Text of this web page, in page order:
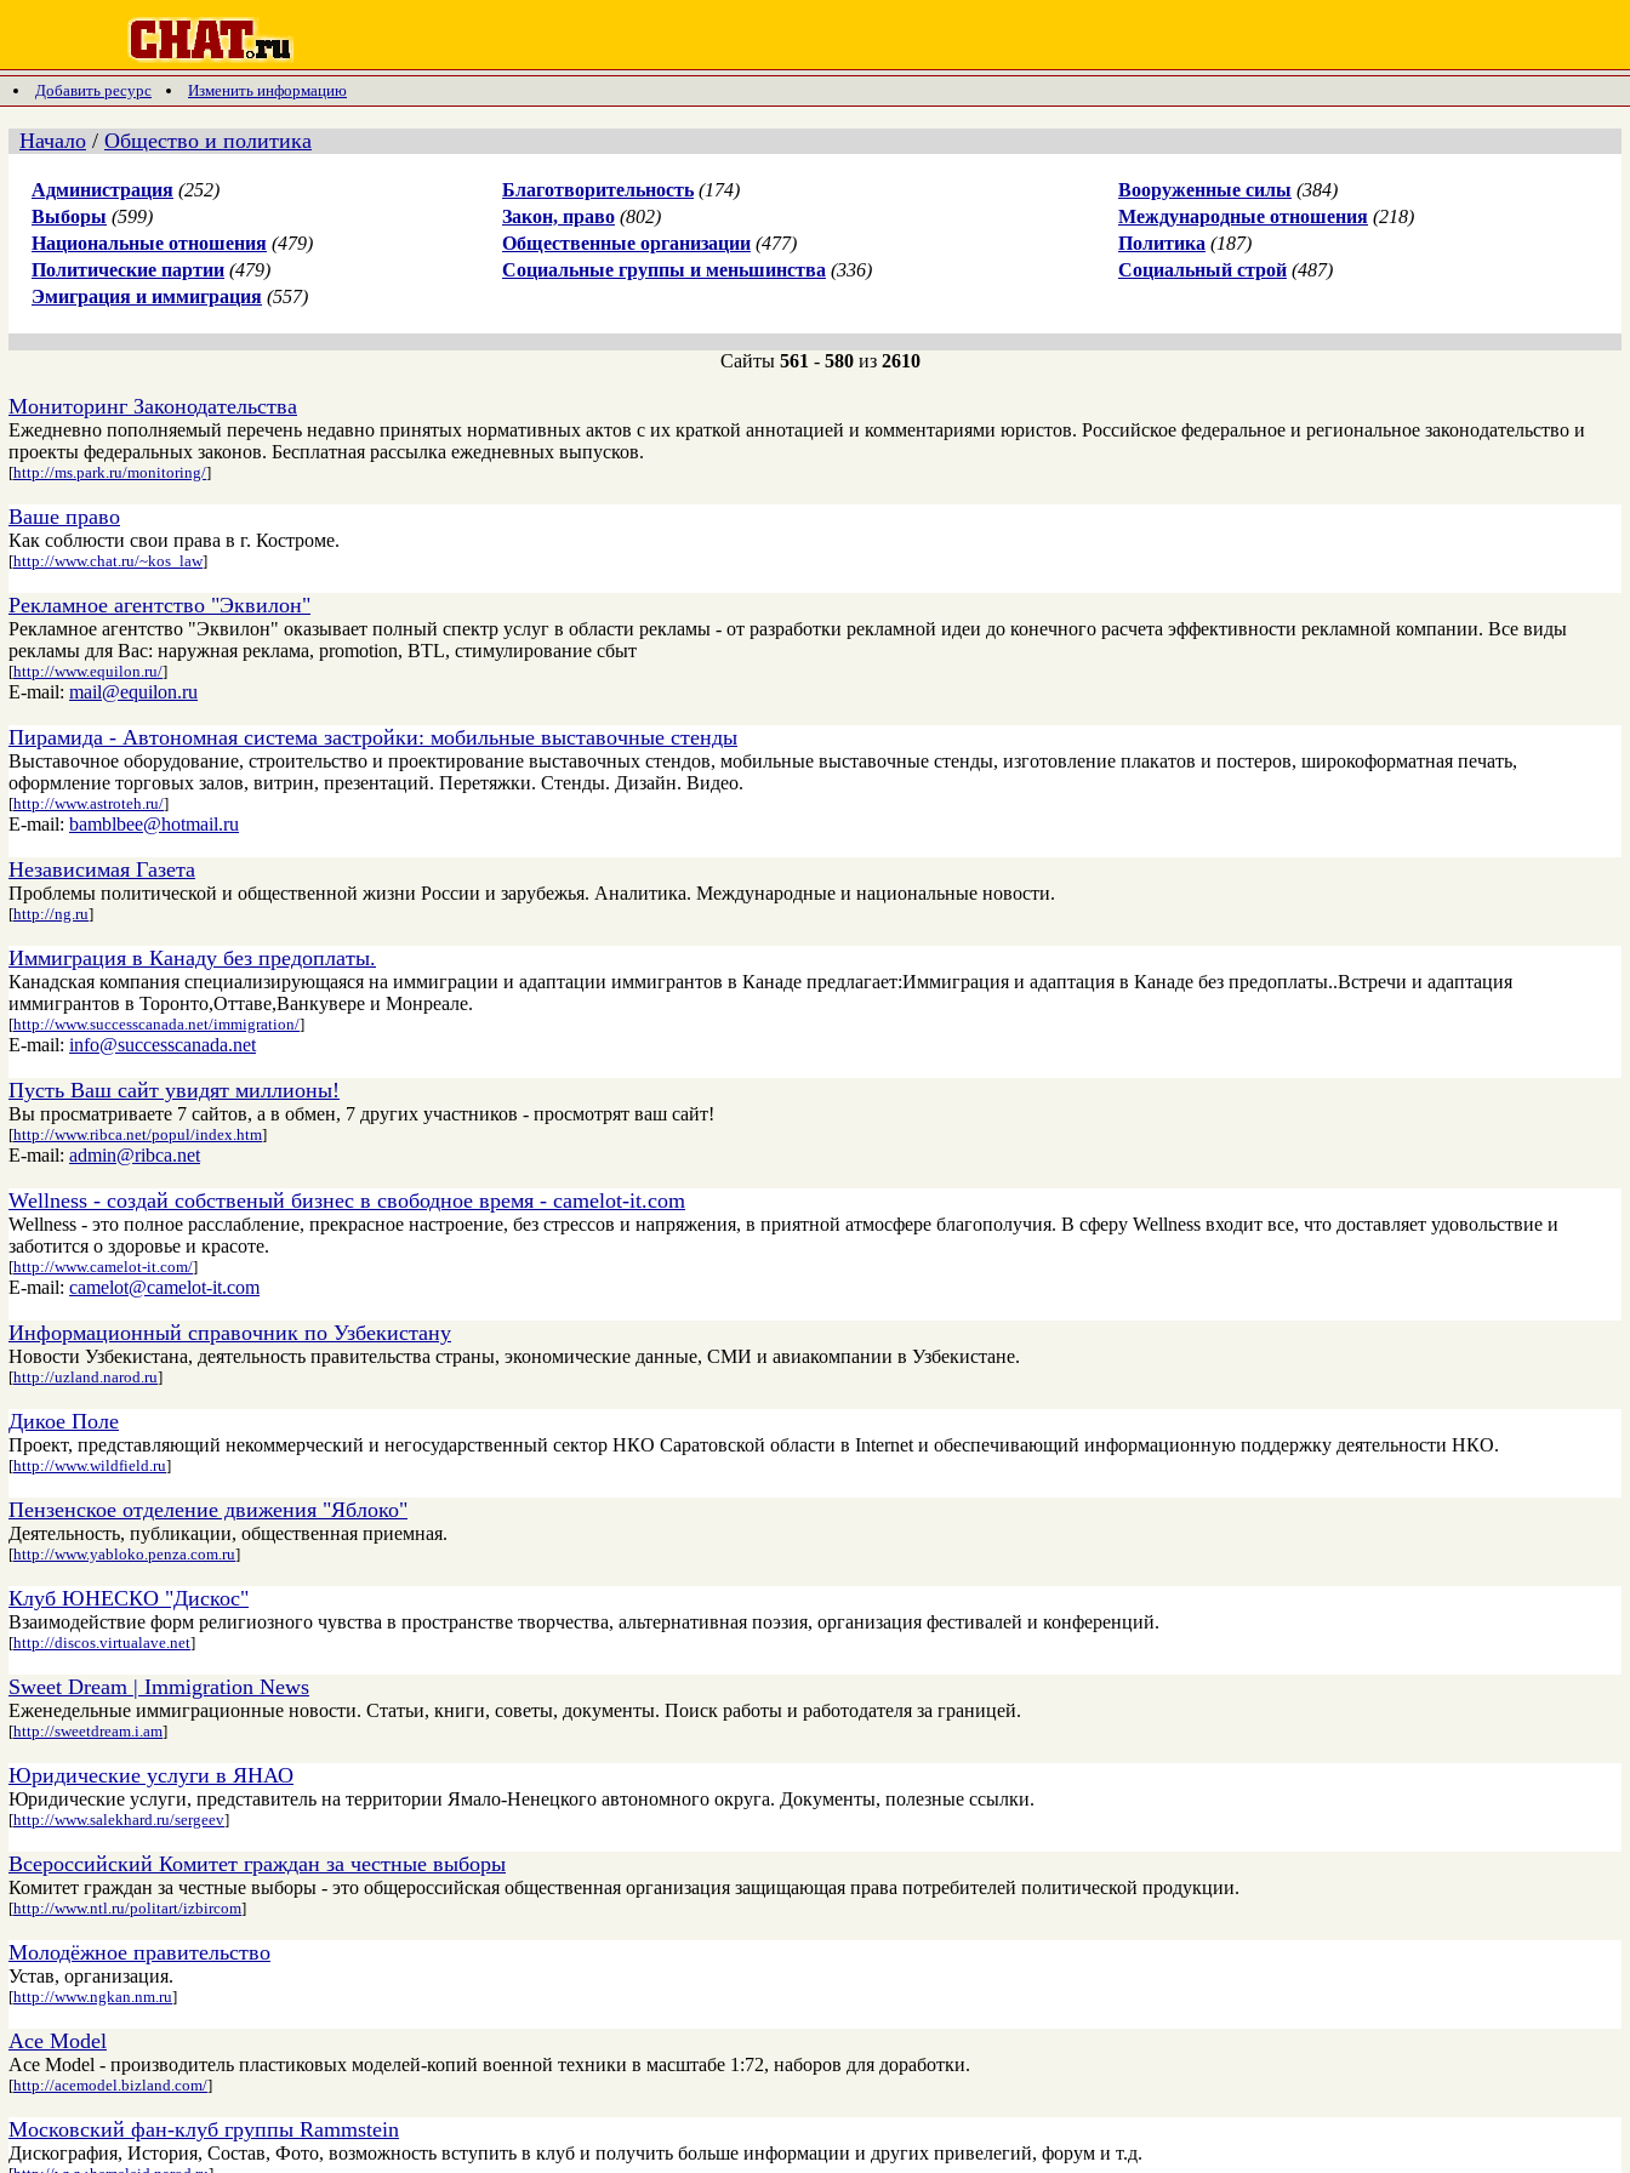
Добавить ресурс Изменить информацию
Начало / Общество и политика
Администрация (252) Благотворительность (174) Вооруженные силы (384)
Выборы (599) Закон, право (802) Международные отношения (218)
Национальные отношения (479) Общественные организации (477) Политика (187)
Политические партии (479) Социальные группы и меньшинства (336) Социальный строй (487)
Эмиграция и иммиграция (557)
Сайты 561 - 580из 2610
Мониторинг Законодательства
Ежедневно пополняемый перечень недавно принятых нормативных актов с их краткой аннотацией и комментариями юристов. Российское федеральное и региональное законодательство и
проекты федеральных законов. Бесплатная рассылка ежедневных выпусков.
[http://ms.park.ru/monitoring/]
Ваше право
Как соблюсти свои права в г. Костроме.
[http://www.chat.ru/~kos_law]
Рекламное агентство "Эквилон"
Рекламное агентство "Эквилон" оказывает полный спектр услуг в области рекламы - от разработки рекламной идеи до конечного расчета эффективности рекламной компании. Все виды
рекламы для Вас: наружная реклама, promotion, BTL, стимулирование сбыт
[http://www.equilon.ru/]
E-mail: mail@equilon.ru
Пирамида - Автономная система застройки: мобильные выставочные стенды
Выставочное оборудование, строительство и проектирование выставочных стендов, мобильные выставочные стенды, изготовление плакатов и постеров, широкоформатная печать,
оформление торговых залов, витрин, презентаций. Перетяжки. Стенды. Дизайн. Видео.
[http://www.astroteh.ru/]
E-mail: bamblbee@hotmail.ru
Независимая Газета
Проблемы политической и общественной жизни России и зарубежья. Аналитика. Международные и национальные новости.
[http://ng.ru]
Иммиграция в Канаду без предоплаты.
Канадская компания специализирующаяся на иммиграции и адаптации иммигрантов в Канаде предлагает:Иммиграция и адаптация в Канаде без предоплаты..Встречи и адаптация
иммигрантов в Торонто,Оттаве,Ванкувере и Монреале.
[http://www.successcanada.net/immigration/]
E-mail: info@successcanada.net
Пусть Ваш сайт увидят миллионы!
Вы просматриваете 7 сайтов, а в обмен, 7 других участников - просмотрят ваш сайт!
[http://www.ribca.net/popul/index.htm]
E-mail: admin@ribca.net
Wellness - создай собственый бизнес в свободное время - camelot-it.com
Wellness - это полное расслабление, прекрасное настроение, без стрессов и напряжения, в приятной атмосфере благополучия. В сферу Wellness входит все, что доставляет удовольствие и
заботится о здоровье и красоте.
[http://www.camelot-it.com/]
E-mail: camelot@camelot-it.com
Информационный справочник по Узбекистану
Новости Узбекистана, деятельность правительства страны, экономические данные, СМИ и авиакомпании в Узбекистане.
[http://uzland.narod.ru]
Дикое Поле
Проект, представляющий некоммерческий и негосударственный сектор НКО Саратовской области в Internet и обеспечивающий информационную поддержку деятельности НКО.
[http://www.wildfield.ru]
Пензенское отделение движения "Яблоко"
Деятельность, публикации, общественная приемная.
[http://www.yabloko.penza.com.ru]
Клуб ЮНЕСКО "Дискос"
Взаимодействие форм религиозного чувства в пространстве творчества, альтернативная поэзия, организация фестивалей и конференций.
[http://discos.virtualave.net]
Sweet Dream | Immigration News
Еженедельные иммиграционные новости. Статьи, книги, советы, документы. Поиск работы и работодателя за границей.
[http://sweetdream.i.am]
Юридические услуги в ЯНАО
Юридические услуги, представитель на территории Ямало-Ненецкого автономного округа. Документы, полезные ссылки.
[http://www.salekhard.ru/sergeev]
Всероссийский Комитет граждан за честные выборы
Комитет граждан за честные выборы - это общероссийская общественная организация защищающая права потребителей политической продукции.
[http://www.ntl.ru/politart/izbircom]
Молодёжное правительство
Устав, организация.
[http://www.ngkan.nm.ru]
Ace Model
Ace Model - производитель пластиковых моделей-копий военной техники в масштабе 1:72, наборов для доработки.
[http://acemodel.bizland.com/]
Московский фан-клуб группы Rammstein
Дискография, История, Состав, Фото, возможность вступить в клуб и получить больше информации и других привелегий, форум и т.д.